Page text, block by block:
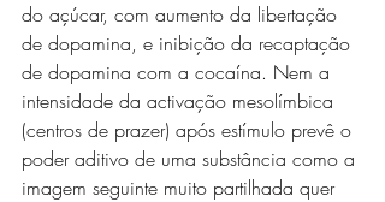
do açúcar, com aumento da libertação
de dopamina, e inibição da recaptação
de dopamina com a cocaína. Nem a
intensidade da activação mesolímbica
(centros de prazer) após estímulo prevê o
poder aditivo de uma substância como a
imagem seguinte muito partilhada quer